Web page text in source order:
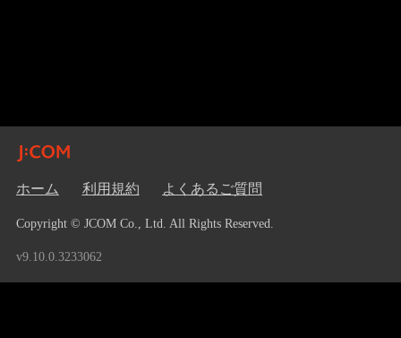
ホーム 利用規約 よくあるご質問
Copyright © JCOM Co., Ltd. All Rights Reserved.
v9.10.0.3233062